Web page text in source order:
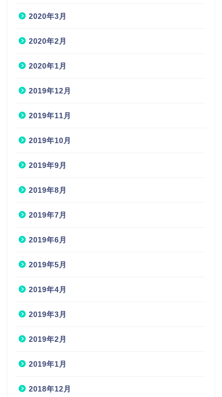
2020年3月
2020年2月
2020年1月
2019年12月
2019年11月
2019年10月
2019年9月
2019年8月
2019年7月
2019年6月
2019年5月
2019年4月
2019年3月
2019年2月
2019年1月
2018年12月